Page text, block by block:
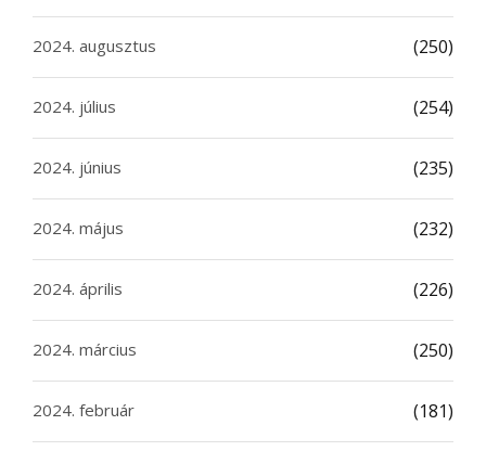
2024. augusztus (250)
2024. július (254)
2024. június (235)
2024. május (232)
2024. április (226)
2024. március (250)
2024. február (181)